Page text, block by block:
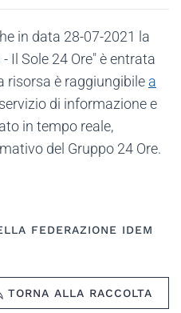
in data 28-07-2021 la
Il Sole 24 Ore" è entrata
risorsa è raggiungibile a
di informazione e
in tempo reale,
del Gruppo 24 Ore.
FEDERAZIONE IDEM
TORNA ALLA RACCOLTA